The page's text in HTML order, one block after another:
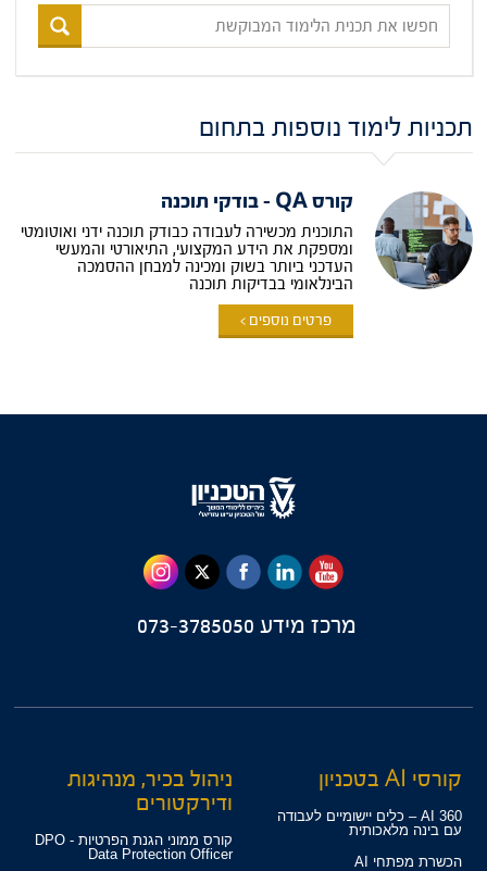
חפשו
את
תכנית
המבוקשת
תכניות לימוד נוספות בתחום
קורס QA – בודקי תוכנה
התוכנית מכשירה לעבודה כבודק תוכנה ידני ואוטומטי
ומספקת את הידע המקצועי, התיאורטי והמעשי
העדכני ביותר בשוק ומכינה למבחן ההסמכה
הבינלאומי בבדיקות תוכנה
פרטים נוספים >
מרכז מידע
קורסי AI בטכניון
360 AI – כלים יישומיים לעבודה
עם בינה מלאכותית
הכשרת מפתחי AI
ניהול בכיר, מנהיגות
ודירקטורים
קורס ממוני הגנת הפרטיות - DPO
Data Protection Officer